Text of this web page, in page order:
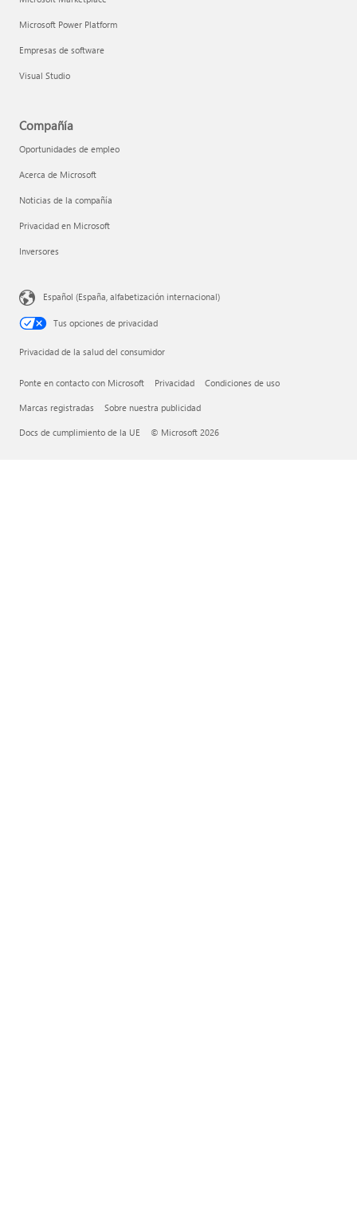
Microsoft Power Platform
Empresas de software
Visual Studio
Compañía
Oportunidades de empleo
Acerca de Microsoft
Noticias de la compañía
Privacidad en Microsoft
Inversores
Español (España, alfabetización internacional)
Tus opciones de privacidad
Privacidad de la salud del consumidor
Ponte en contacto con Microsoft Privacidad Condiciones de uso
Marcas registradas Sobre nuestra publicidad
Docs de cumplimiento de la UE © Microsoft 2026